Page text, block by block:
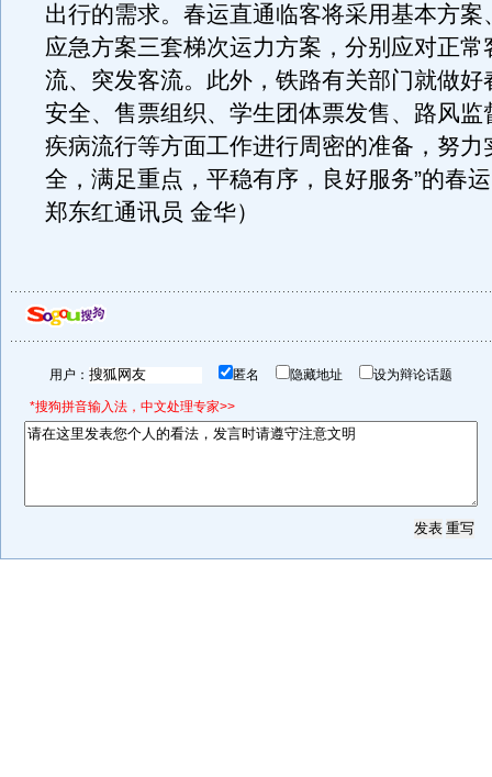
出行的需求。春运直通临客将采用基本方案
应急方案三套梯次运力方案，分别应对正常
流、突发客流。此外，铁路有关部门就做好
安全、售票组织、学生团体票发售、路风监
疾病流行等方面工作进行周密的准备，努力
全，满足重点，平稳有序，良好服务”的春
郑东红通讯员 金华）
用户： 匿名 隐藏地址 设为辩论话题
*搜狗拼音输入法，中文处理专家>>